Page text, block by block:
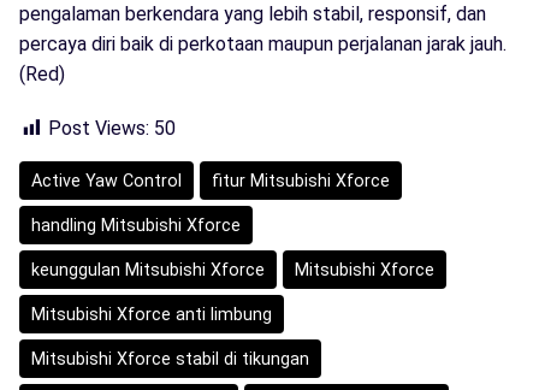
pengalaman berkendara yang lebih stabil, responsif, dan
percaya diri baik di perkotaan maupun perjalanan jarak jauh.
(Red)
Post Views: 50
Active Yaw Control fitur Mitsubishi Xforce
handling Mitsubishi Xforce
keunggulan Mitsubishi Xforce Mitsubishi Xforce
Mitsubishi Xforce anti limbung
Mitsubishi Xforce stabil di tikungan